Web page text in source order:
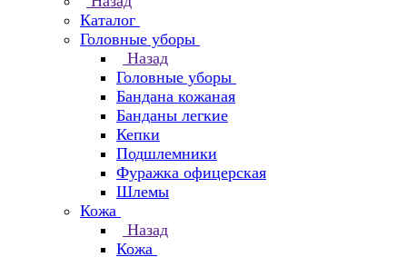
Каталог
Головные уборы
Назад
Головные уборы
Бандана кожаная
Банданы легкие
Кепки
Подшлемники
Фуражка офицерская
Шлемы
Кожа
Назад
Кожа